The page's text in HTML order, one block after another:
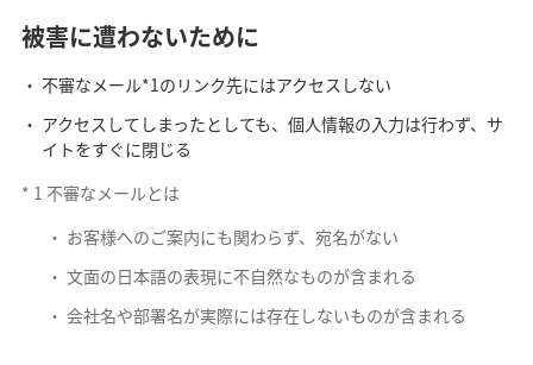
被害に遭わないために
不審なメール*1のリンク先にはアクセスしない
アクセスしてしまったとしても、個人情報の入力は行わず、サ
イトをすぐに閉じる
* 1 不審なメールとは
お客様へのご案内にも関わらず、宛名がない
文面の日本語の表現に不自然なものが含まれる
会社名や部署名が実際には存在しないものが含まれる